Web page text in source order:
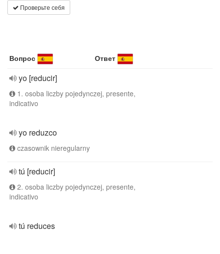
Проверьте себя
Вопрос Ответ
yo [reducir]
1. osoba liczby pojedynczej, presente,
indicativo
yo reduzco
czasownik nieregularny
tú [reducir]
2. osoba liczby pojedynczej, presente,
indicativo
tú reduces